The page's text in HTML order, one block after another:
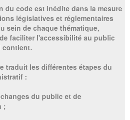
du code est inédite dans la mesure
législatives et réglementaires
sein de chaque thématique,
faciliter l'accessibilité au public
contient.
traduit les différentes étapes du
:
du public et de
;